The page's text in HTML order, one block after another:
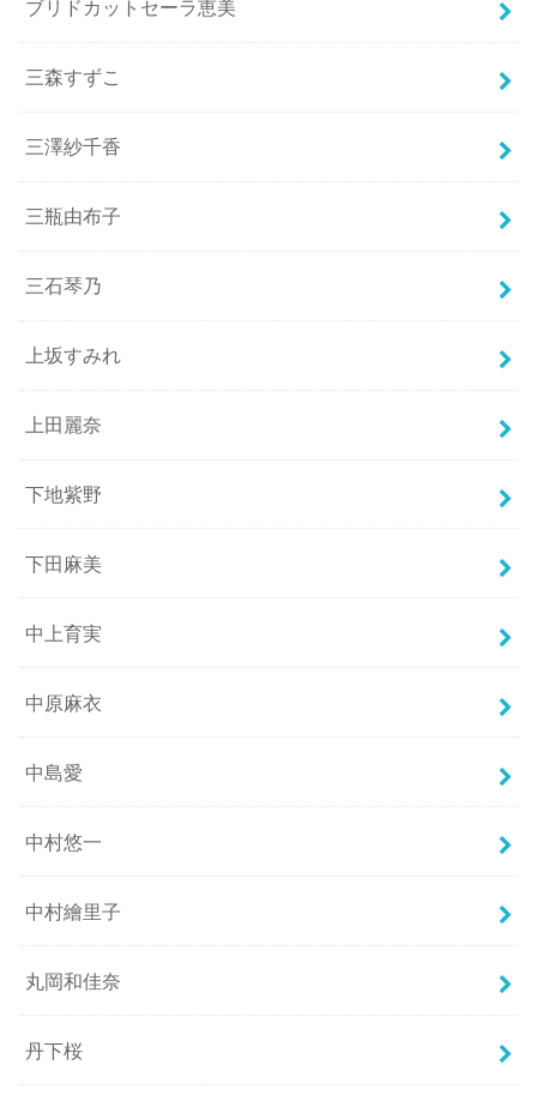
ブリドカットセーラ恵美
三森すずこ
三澤紗千香
三瓶由布子
三石琴乃
上坂すみれ
上田麗奈
下地紫野
下田麻美
中上育実
中原麻衣
中島愛
中村悠一
中村繪里子
丸岡和佳奈
丹下桜